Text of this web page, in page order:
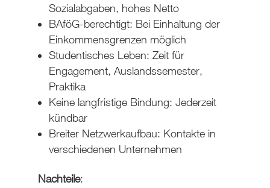
Sozialabgaben, hohes Netto
BAföG-berechtigt: Bei Einhaltung der
Einkommensgrenzen möglich
Studentisches Leben: Zeit für
Engagement, Auslandssemester,
Praktika
Keine langfristige Bindung: Jederzeit
kündbar
Breiter Netzwerkaufbau: Kontakte in
verschiedenen Unternehmen
Nachteile: